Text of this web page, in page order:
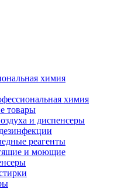
химия
химия
товары
и диспенсеры
реагенты
и моющие